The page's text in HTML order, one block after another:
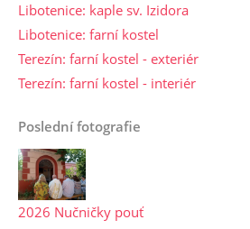
Libotenice: kaple sv. Izidora
Libotenice: farní kostel
Terezín: farní kostel - exteriér
Terezín: farní kostel - interiér
Poslední fotografie
2026 Nučničky pouť